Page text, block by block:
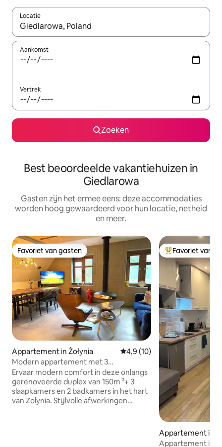
Locatie
Wanneer er suggesties beschikbaar zijn, maak je een keuze
Aankomst
Vertrek
Zoeken
Best beoordeelde vakantiehuizen in
Giedlarowa
Gasten zijn het ermee eens: deze accommodaties
worden hoog gewaardeerd voor hun locatie, netheid
en meer.
Favoriet van gasten
Favoriet van gasten
Appartement in Żołynia Gemiddelde beoordeling van
4,9 (10)
Modern appartement met 3
slaapkamers op het Zolynia-stadsplein
Ervaar modern comfort in deze onlangs
gerenoveerde duplex van 150m ²+ 3
slaapkamers en 2 badkamers in het hart
van Zolynia. Stijlvolle afwerkingen
Topfavoriet van
Favoriet van
Appartement in
Appartement in